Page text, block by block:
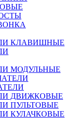
КЛАВИШНЫЕ
МОДУЛЬНЫЕ
ДВИЖКОВЫЕ
ПУЛЬТОВЫЕ
КУЛАЧКОВЫЕ